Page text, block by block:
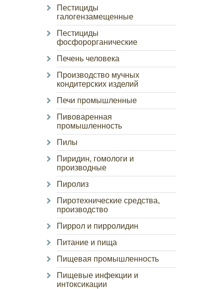
Пестициды
галогензамещенные
Пестициды
фосфорорганические
Печень человека
Производство мучных
кондитерских изделий
Печи промышленные
Пивоваренная
промышленность
Пилы
Пиридин, гомологи и
производные
Пиролиз
Пиротехнические средства,
производство
Пиррол и пирролидин
Питание и пища
Пищевая промышленность
Пищевые инфекции и
интоксикации